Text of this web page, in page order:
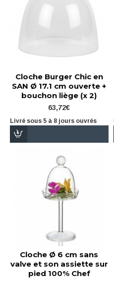
Cloche Burger Chic en
SAN Ø 17.1 cm ouverte +
bouchon liège (x 2)
63,72€
Livré sous 5 à 8 jours ouvrés
Cloche Ø 6 cm sans
valve et son assiette sur
pied 100% Chef